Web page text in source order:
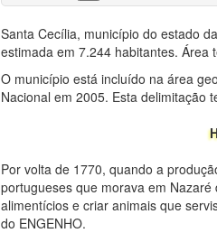
Santa Cecília, município do estado
estimada em 7.244 habitantes. Área
O município está incluído na área
Nacional em 2005. Esta delimitação
Por volta de 1770, quando a
portugueses que morava em
alimentícios e criar animais que
do ENGENHO.